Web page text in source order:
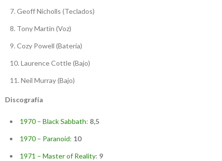
Geoff Nicholls (Teclados)
Tony Martin (Voz)
Cozy Powell (Bateria)
Laurence Cottle (Bajo)
Neil Murray (Bajo)
Discografía
1970 – Black Sabbath: 8,5
1970 – Paranoid: 10
1971 – Master of Reality: 9